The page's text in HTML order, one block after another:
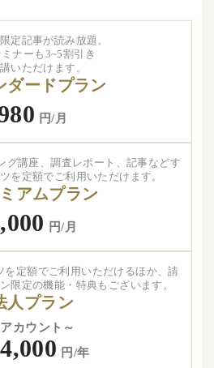
定記事が読み放題。
ナーも3~5割引き
いただけます。
ダードプラン
円/月
グ講座、調査レポート、記事などす
を定額でご利用いただけます。
アムプラン
円/月
を定額でご利用いただけるほか、請
限定の機能・特典もございます。
人プラン
カウント～
円/年